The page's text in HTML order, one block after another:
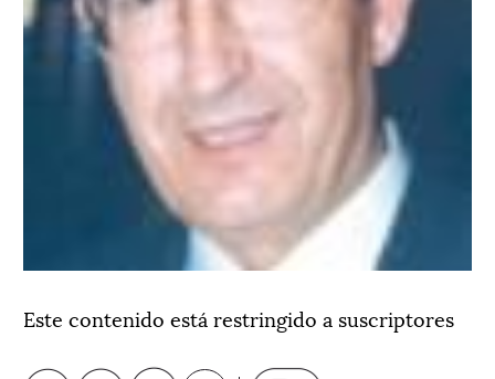
Este contenido está restringido a suscriptores